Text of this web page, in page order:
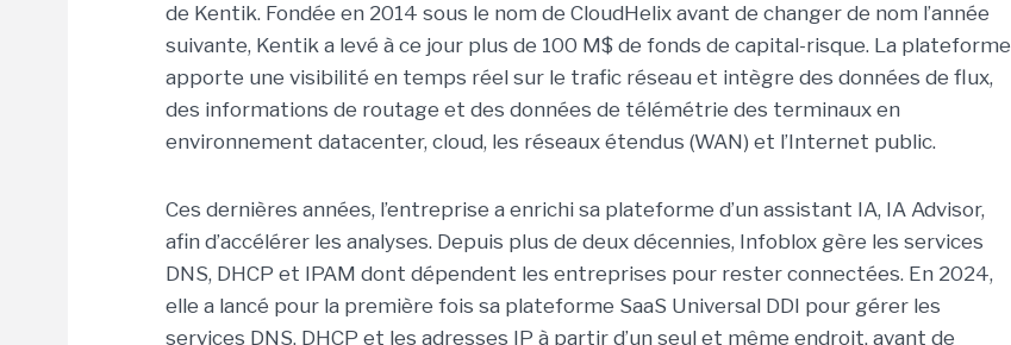
de Kentik. Fondée en 2014 sous le nom de CloudHelix avant de changer de nom l’année
suivante, Kentik a levé à ce jour plus de 100 M$ de fonds de capital-risque. La plateforme
apporte une visibilité en temps réel sur le trafic réseau et intègre des données de flux,
des informations de routage et des données de télémétrie des terminaux en
environnement datacenter, cloud, les réseaux étendus (WAN) et l’Internet public.
Ces dernières années, l’entreprise a enrichi sa plateforme d’un assistant IA, IA Advisor,
afin d’accélérer les analyses. Depuis plus de deux décennies, Infoblox gère les services
DNS, DHCP et IPAM dont dépendent les entreprises pour rester connectées. En 2024,
elle a lancé pour la première fois sa plateforme SaaS Universal DDI pour gérer les
services DNS, DHCP et les adresses IP à partir d’un seul et même endroit, avant de